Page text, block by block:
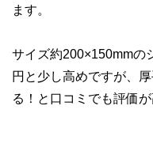
ます。
サイズ約200×150mmの
円と少し高めですが、
る！と口コミでも評価が